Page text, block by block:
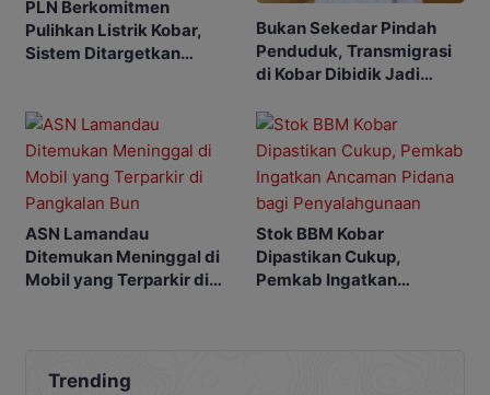
PLN Berkomitmen
Pulihkan Listrik Kobar,
Sistem Ditargetkan
Bukan Sekedar Pindah
Penduduk, Transmigrasi
di Kobar Dibidik Jadi
ASN Lamandau
Ditemukan Meninggal di
Mobil yang Terparkir di
Stok BBM Kobar
Dipastikan Cukup,
Pemkab Ingatkan
Trending